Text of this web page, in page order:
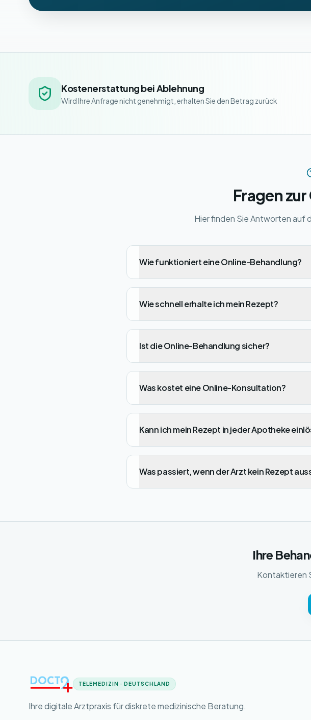
Kostenerstattung bei Ablehnung
Wird Ihre Anfrage nicht genehmigt, erhalten Sie den Betrag zurück
Fragen
Hier finden Sie Antworten auf
Wie funktioniert eine Online-Behandlung?
Wie schnell erhalte ich mein Rezept?
Ist die Online-Behandlung sicher?
Was kostet eine Online-Konsultation?
Kann ich mein Rezept in jeder Apotheke
Was passiert, wenn der Arzt kein Rezept
Ihre
Kontaktieren
TELEMEDIZIN · DEUTSCHLAND
Ihre digitale Arztpraxis für diskrete medizinische Beratung.